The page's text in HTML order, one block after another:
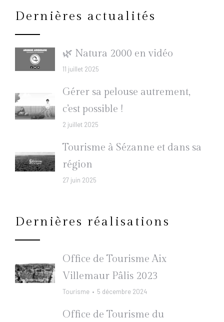
Dernières actualités
🌿 Natura 2000 en vidéo
11 juillet 2025
Gérer sa pelouse autrement,
c’est possible !
2 juillet 2025
Tourisme à Sézanne et dans sa
région
27 juin 2025
Dernières réalisations
Office de Tourisme Aix
Villemaur Pâlis 2023
Tourisme 5 décembre 2024
Office de Tourisme du